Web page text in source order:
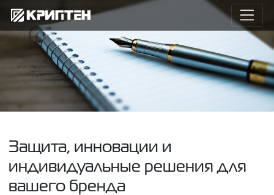
Защита, инновации и
индивидуальные решения для
вашего бренда